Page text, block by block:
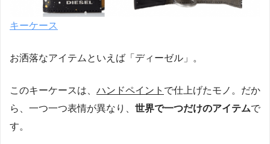
キーケース
お洒落なアイテムといえば「ディーゼル」。
このキーケースは、 ハンドペイント で仕上げたモノ。だか
ら、一つ一つ表情が異なり、 世界で一つだけのアイテムで
す。